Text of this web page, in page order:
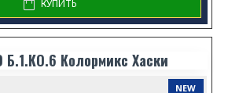
КУПИТЬ
Колормикс Хаски
NEW